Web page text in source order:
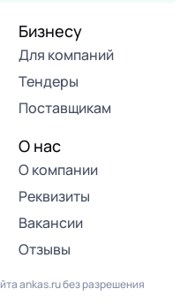
Бизнесу
Для компаний
Тендеры
Поставщикам
О нас
О компании
Реквизиты
Вакансии
Отзывы
ankas.ru без разрешения